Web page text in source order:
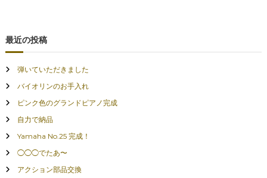
最近の投稿
弾いていただきました
バイオリンのお手入れ
ピンク色のグランドピアノ完成
自力で納品
Yamaha No.25 完成！
◯◯◯でたあ〜
アクション部品交換